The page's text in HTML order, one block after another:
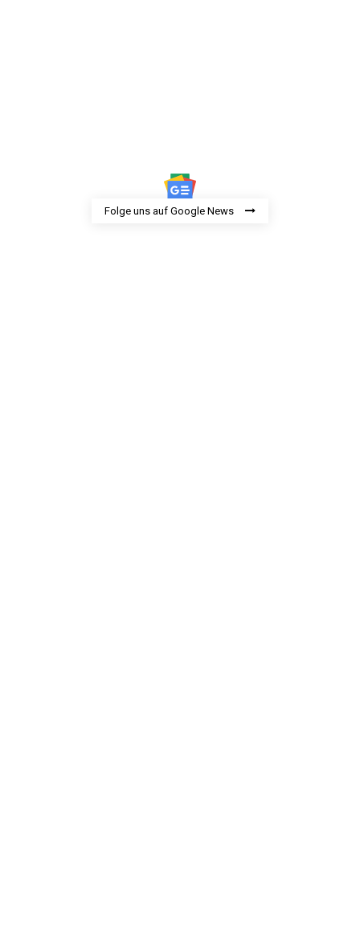
Folge uns auf Google News